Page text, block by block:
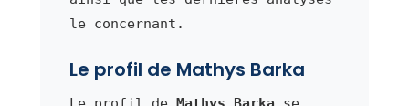
le concernant.
Le profil de Mathys Barka